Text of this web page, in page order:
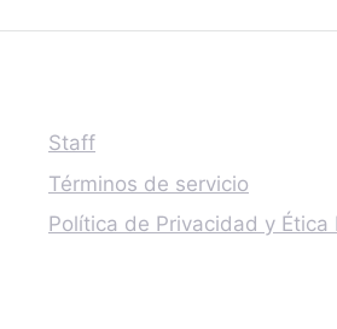
Staff
Términos de servicio
Política de Privacidad y Ética